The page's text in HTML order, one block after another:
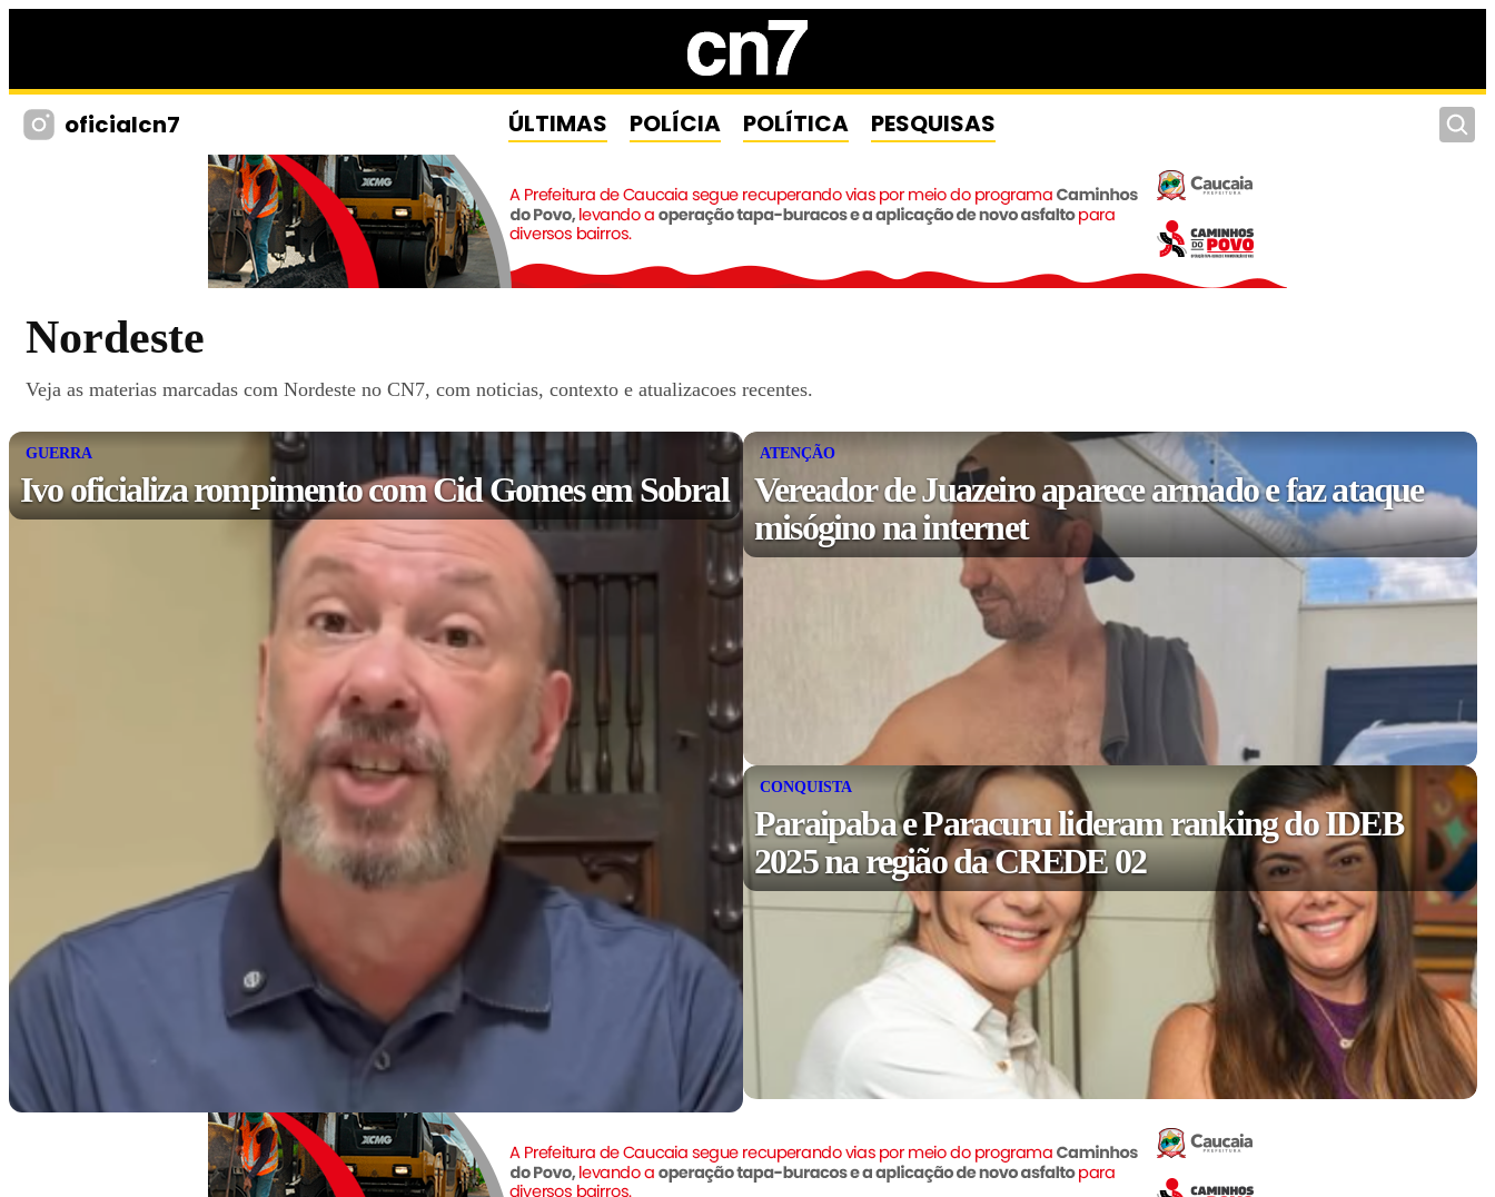
oficialcn7 ÚLTIMAS POLÍCIA POLÍTICA PESQUISAS
Nordeste
Veja as materias marcadas com Nordeste no CN7, com noticias, contexto e atualizacoes recentes.
GUERRA
Ivo oficializa rompimento com Cid Gomes em Sobral
ATENÇÃO
Vereador de Juazeiro aparece armado e faz ataque
misógino na internet
CONQUISTA
Paraipaba e Paracuru lideram ranking do IDEB
2025 na região da CREDE 02